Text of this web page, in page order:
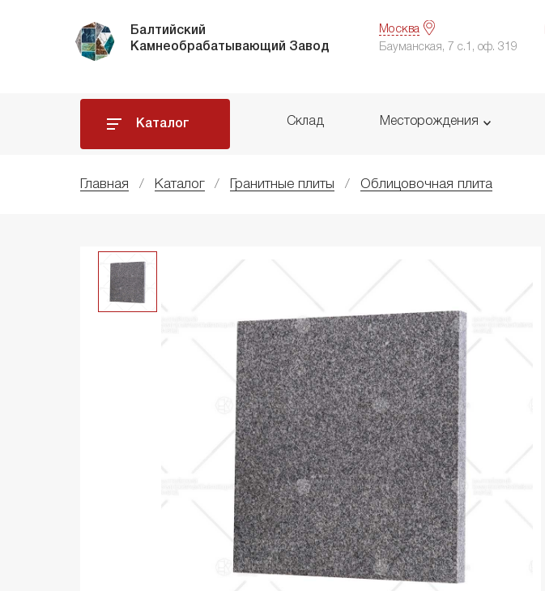
Балтийский
Камнеобрабатывающий Завод
Москва
Бауманская, 7 с.1, оф. 319
Каталог Склад Месторождения
Главная Каталог Гранитные плиты Облицовочная плита